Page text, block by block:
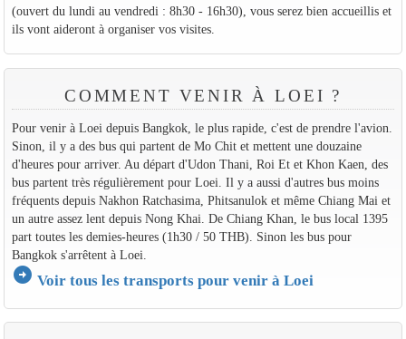
(ouvert du lundi au vendredi : 8h30 - 16h30), vous serez bien accueillis et
ils vont aideront à organiser vos visites.
COMMENT VENIR À LOEI ?
Pour venir à Loei depuis Bangkok, le plus rapide, c'est de prendre l'avion.
Sinon, il y a des bus qui partent de Mo Chit et mettent une douzaine
d'heures pour arriver. Au départ d'Udon Thani, Roi Et et Khon Kaen, des
bus partent très régulièrement pour Loei. Il y a aussi d'autres bus moins
fréquents depuis Nakhon Ratchasima, Phitsanulok et même Chiang Mai et
un autre assez lent depuis Nong Khai. De Chiang Khan, le bus local 1395
part toutes les demies-heures (1h30 / 50 THB). Sinon les bus pour
Bangkok s'arrêtent à Loei.
arrow_circle_right Voir tous les transports pour venir à Loei